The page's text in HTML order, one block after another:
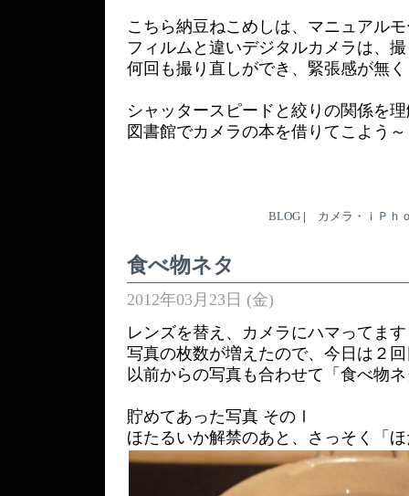
こちら納豆ねこめしは、マニュアル
フィルムと違いデジタルカメラは、
何回も撮り直しができ、緊張感が無
シャッタースピードと絞りの関係を
図書館でカメラの本を借りてこよう～
BLOG | カメラ・ｉＰｈ
食べ物ネタ
2012年03月23日 (金)
レンズを替え、カメラにハマってま
写真の枚数が増えたので、今日は２
以前からの写真も合わせて「食べ物
貯めてあった写真 そのⅠ
ほたるいか解禁のあと、さっそく「